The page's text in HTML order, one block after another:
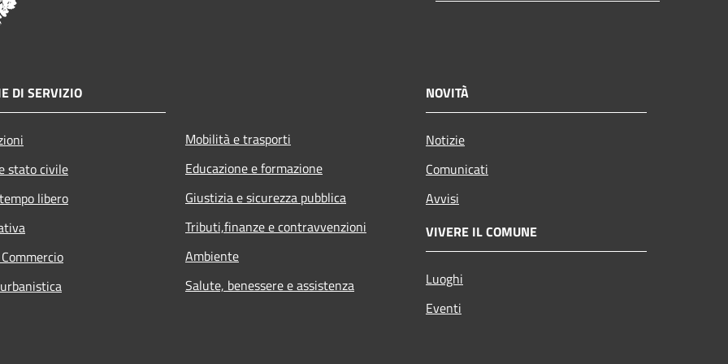
DI SERVIZIO
stato civile
libero
Mobilità e trasporti
Educazione e formazione
Giustizia e sicurezza pubblica
Tributi,finanze e contravvenzioni
Ambiente
Salute, benessere e assistenza
NOVITÀ
Notizie
Comunicati
Avvisi
VIVERE IL COMUNE
Luoghi
Eventi